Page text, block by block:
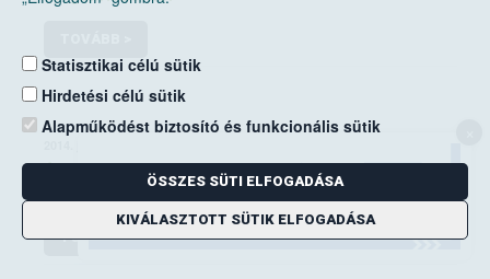
A mezei pocok elleni védekezési kötelezettség
a földhasználók kiemelt feladata
TOVÁBB >
Statisztikai célú sütik
Hirdetési célú sütik
Alapműködést biztosító és funkcionális sütik
ÖSSZES SÜTI ELFOGADÁSA
KIVÁLASZTOTT SÜTIK ELFOGADÁSA